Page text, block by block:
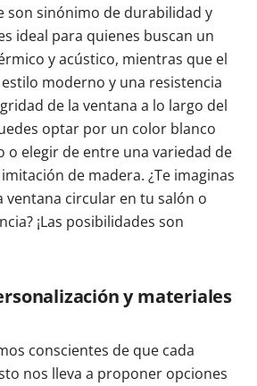
son sinónimo de durabilidad y
ideal para quienes buscan un
y acústico, mientras que el
moderno y una resistencia
de la ventana a lo largo del
optar por un color blanco
o elegir de entre una variedad de
de madera. ¿Te imaginas
ventana circular en tu salón o
¡Las posibilidades son
y materiales
conscientes de que cada
nos lleva a proponer opciones